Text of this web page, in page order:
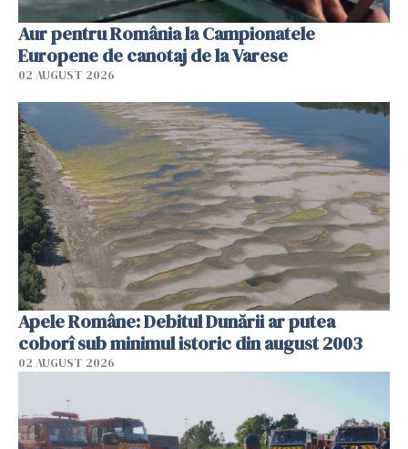
Aur pentru România la Campionatele
Europene de canotaj de la Varese
02 AUGUST 2026
Apele Române: Debitul Dunării ar putea
coborî sub minimul istoric din august 2003
02 AUGUST 2026